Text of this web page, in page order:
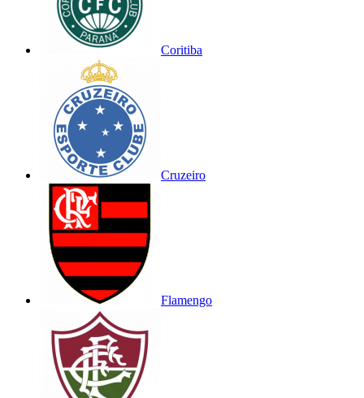
Coritiba
Cruzeiro
Flamengo